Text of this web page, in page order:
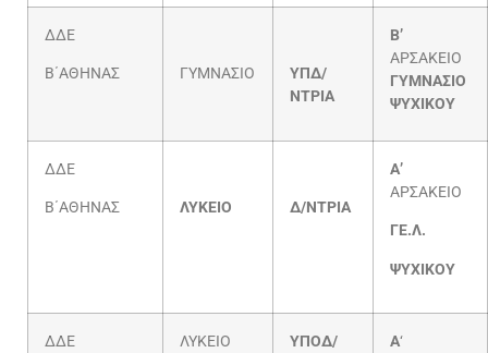
ΔΔΕ
Β΄ΑΘΗΝΑΣ ΓΥΜΝΑΣΙΟ
ΥΠΔ/
ΝΤΡΙΑ
Β’
ΑΡΣΑΚΕΙΟ
ΓΥΜΝΑΣΙΟ
ΨΥΧΙΚΟΥ
ΔΔΕ
Β΄ΑΘΗΝΑΣ ΛΥΚΕΙΟ Δ/ΝΤΡΙΑ
Α’
ΑΡΣΑΚΕΙΟ
ΓΕ.Λ.
ΨΥΧΙΚΟΥ
ΔΔΕ ΛΥΚΕΙΟ
ΥΠΟΔ/
Α‘